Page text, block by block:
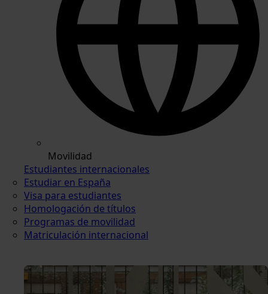
Movilidad
Estudiantes internacionales
Estudiar en España
Visa para estudiantes
Homologación de títulos
Programas de movilidad
Matriculación internacional